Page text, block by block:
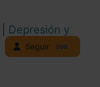
Depresión y
Seguir 208